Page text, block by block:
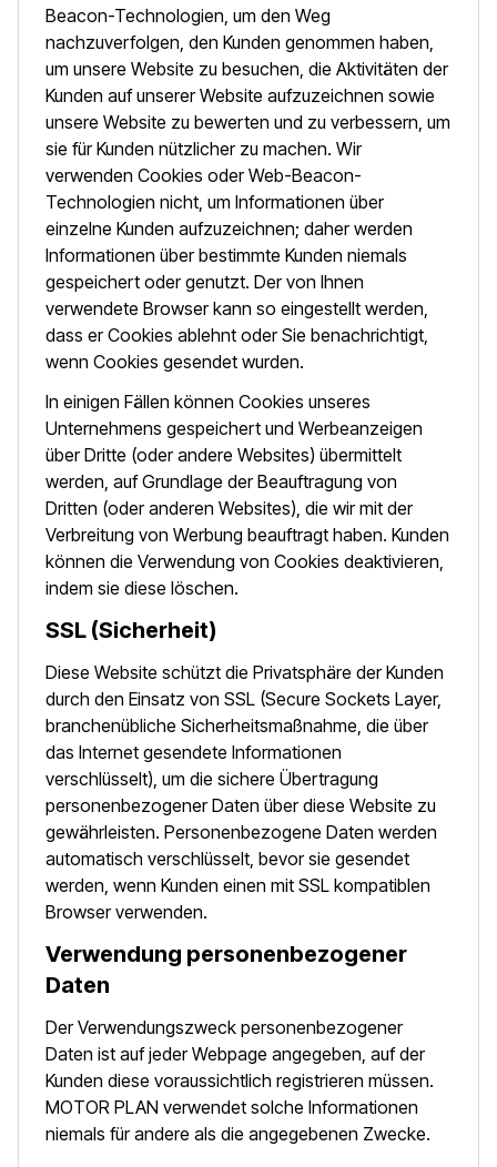
Beacon-Technologien, um den Weg
nachzuverfolgen, den Kunden genommen haben,
um unsere Website zu besuchen, die Aktivitäten der
Kunden auf unserer Website aufzuzeichnen sowie
unsere Website zu bewerten und zu verbessern, um
sie für Kunden nützlicher zu machen. Wir
verwenden Cookies oder Web-Beacon-
Technologien nicht, um Informationen über
einzelne Kunden aufzuzeichnen; daher werden
Informationen über bestimmte Kunden niemals
gespeichert oder genutzt. Der von Ihnen
verwendete Browser kann so eingestellt werden,
dass er Cookies ablehnt oder Sie benachrichtigt,
wenn Cookies gesendet wurden.
In einigen Fällen können Cookies unseres
Unternehmens gespeichert und Werbeanzeigen
über Dritte (oder andere Websites) übermittelt
werden, auf Grundlage der Beauftragung von
Dritten (oder anderen Websites), die wir mit der
Verbreitung von Werbung beauftragt haben. Kunden
können die Verwendung von Cookies deaktivieren,
indem sie diese löschen.
SSL (Sicherheit)
Diese Website schützt die Privatsphäre der Kunden
durch den Einsatz von SSL (Secure Sockets Layer,
branchenübliche Sicherheitsmaßnahme, die über
das Internet gesendete Informationen
verschlüsselt), um die sichere Übertragung
personenbezogener Daten über diese Website zu
gewährleisten. Personenbezogene Daten werden
automatisch verschlüsselt, bevor sie gesendet
werden, wenn Kunden einen mit SSL kompatiblen
Browser verwenden.
Verwendung personenbezogener
Daten
Der Verwendungszweck personenbezogener
Daten ist auf jeder Webpage angegeben, auf der
Kunden diese voraussichtlich registrieren müssen.
MOTOR PLAN verwendet solche Informationen
niemals für andere als die angegebenen Zwecke.